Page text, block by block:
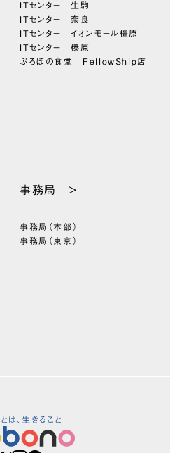
ITセンター 生駒
ITセンター 奈良
ITセンター イオンモール橿原
ITセンター 榛原
ぷろぼの食堂 FellowShip店
事務局 >
事務局（本部）
事務局（東京）
は、生きること